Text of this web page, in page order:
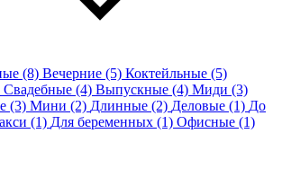
(8) Вечерние (5) Коктейльные (5)
Свадебные (4) Выпускные (4) Миди (3)
(3) Мини (2) Длинные (2) Деловые (1) До
(1) Для беременных (1) Офисные (1)